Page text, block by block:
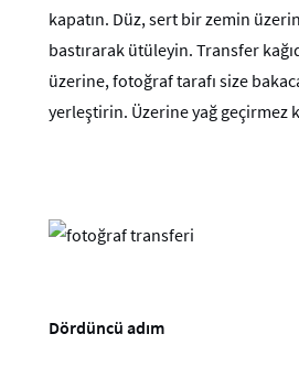
kapatın. Düz, sert bir zemin
bastırarak ütüleyin. Transfer
üzerine, fotoğraf tarafı size
yerleştirin. Üzerine yağ geçirmez
Dördüncü adım